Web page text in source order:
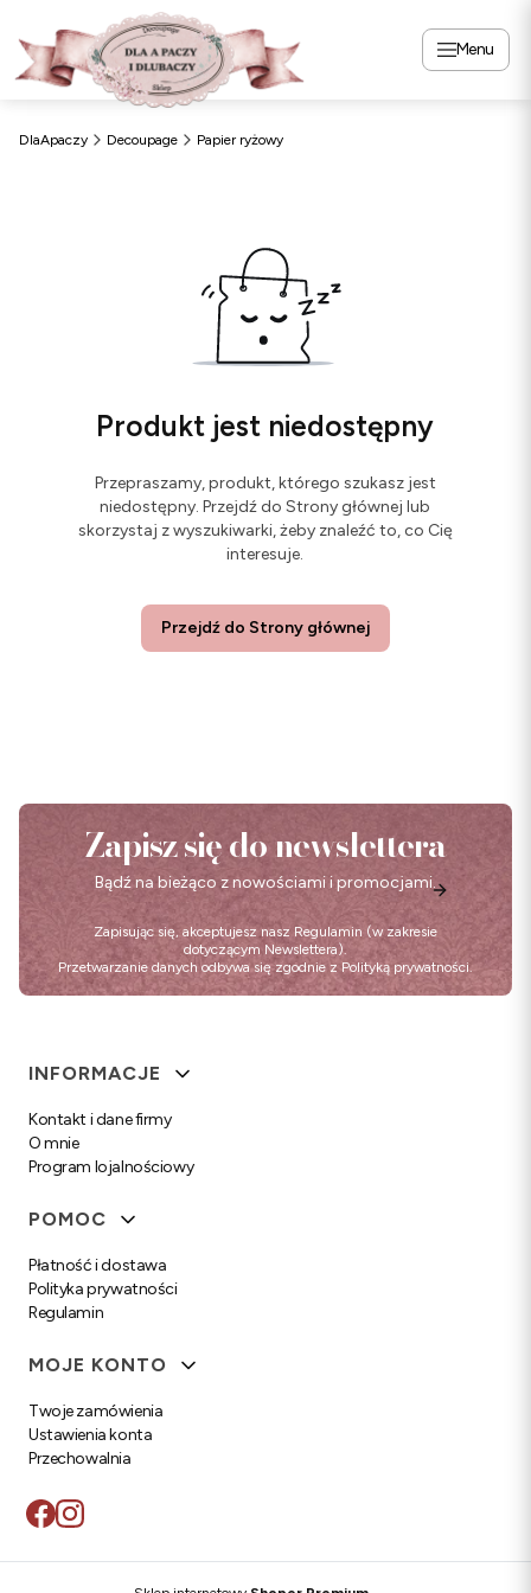
Menu
DlaApaczy Decoupage Papier ryżowy
Produkt jest niedostępny
Przepraszamy, produkt, którego szukasz jest
niedostępny. Przejdź do Strony głównej lub
skorzystaj z wyszukiwarki, żeby znaleźć to, co Cię
interesuje.
Przejdź do Strony głównej
Zapisz się do newslettera
Bądź na bieżąco z nowościami i promocjami.
Zapisując się, akceptujesz nasz Regulamin (w zakresie
dotyczącym Newslettera).
Przetwarzanie danych odbywa się zgodnie z Polityką prywatności.
Linki w stopce
INFORMACJE
Kontakt i dane firmy
O mnie
Program lojalnościowy
POMOC
Płatność i dostawa
Polityka prywatności
Regulamin
MOJE KONTO
Twoje zamówienia
Ustawienia konta
Przechowalnia